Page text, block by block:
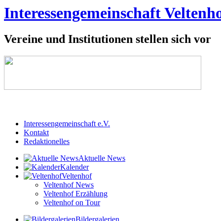
Interessengemeinschaft
Vereine und Institutionen stellen sich vor
Interessengemeinschaft e.V.
Kontakt
Redaktionelles
Aktuelle News
Kalender
Veltenhof
Veltenhof News
Veltenhof Erzählung
Veltenhof on Tour